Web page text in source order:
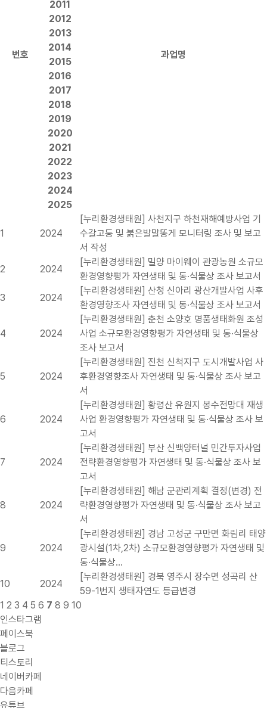
번호
2011
2012
2013
2014
2015
2016
2017
2018
2019
2020
2021
2022
2023
2024
2025
과업명
1 2024
[누리환경생태원] 사천지구 하천재해예방사업 기
수갈고둥 및 붉은발말똥게 모니터링 조사 및 보고
서 작성
2
2024
[누리환경생태원] 밀양 마이웨이 관광농원 소규모
환경영향평가 자연생태 및 동·식물상 조사 보고서
3
2024
[누리환경생태원] 산청 신아리 광산개발사업 사후
환경영향조사 자연생태 및 동·식물상 조사 보고서
4 2024
[누리환경생태원] 춘천 소양호 명품생태화원 조성
사업 소규모환경영향평가 자연생태 및 동·식물상
조사 보고서
5 2024
[누리환경생태원] 진천 신척지구 도시개발사업 사
후환경영향조사 자연생태 및 동·식물상 조사 보고
서
6 2024
[누리환경생태원] 황령산 유원지 봉수전망대 재생
사업 환경영향평가 자연생태 및 동·식물상 조사 보
고서
7 2024
[누리환경생태원] 부산 신백양터널 민간투자사업
전략환경영향평가 자연생태 및 동·식물상 조사 보
고서
8 2024
[누리환경생태원] 해남 군관리계획 결정(변경) 전
략환경영향평가 자연생태 및 동·식물상 조사 보고
서
9 2024
[누리환경생태원] 경남 고성군 구만면 화림리 태양
광시설(1차,2차) 소규모환경영향평가 자연생태 및
동·식물상…
10
2024
[누리환경생태원] 경북 영주시 장수면 성곡리 산
59-1번지 생태자연도 등급변경
1 2 3 4 5 6 7 8 9 10
인스타그램
페이스북
블로그
티스토리
네이버카페
다음카페
유튜브